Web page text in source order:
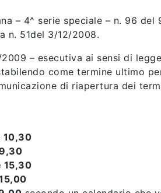
– 4^ serie speciale – n. 96 del
n. 51del 3/12/2008.
– esecutiva ai sensi di
come termine ultimo
di riapertura dei
10,30
15,30